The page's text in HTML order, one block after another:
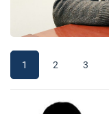
1 2 3